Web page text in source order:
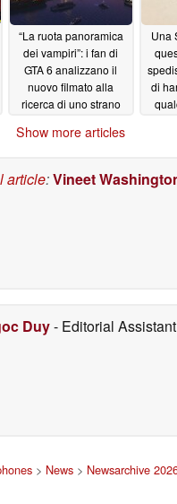
“La ruota panoramica
dei vampiri”: i fan di
GTA 6 analizzano il
nuovo filmato alla
ricerca di uno strano
Una
di
Show more articles
article:Vineet
Duy- Editorial Assistant
> News > Newsarchive